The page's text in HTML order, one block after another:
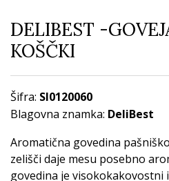
DELIBEST -
KOŠČKI
Šifra: SI0120060
Blagovna znamka: DeliBest
Aromatična govedina
zelišči daje mesu posebno
govedina je